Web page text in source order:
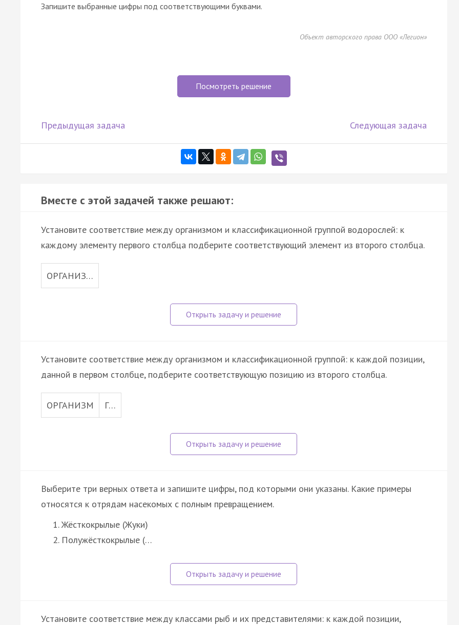
Запишите выбранные цифры под соответствующими буквами.
Объект авторского права ООО «Легион»
Посмотреть решение
Предыдущая задача Следующая задача
Вместе с этой задачей также решают:
Установите соответствие между организмом и классификационной группой водорослей: к
каждому элементу первого столбца подберите соответствующий элемент из второго столбца.
ОРГАНИЗ…
Установите соответствие между организмом и классификационной группой: к каждой позиции,
данной в первом столбце, подберите соответствующую позицию из второго столбца.
ОРГАНИЗМ Г…
Выберите три верных ответа и запишите цифры, под которыми они указаны. Какие примеры
относятся к отрядам насекомых с полным превращением.
Жёсткокрылые (Жуки)
Полужёсткокрылые (…
Установите соответствие между классами рыб и их представителями: к каждой позиции,